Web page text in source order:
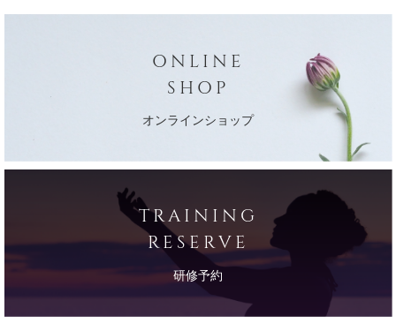
ONLINE
SHOP
オンラインショップ
TRAINING
RESERVE
研修予約